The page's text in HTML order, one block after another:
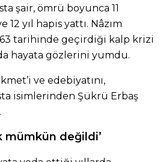
şair, ömrü boyunca 11
12 yıl hapis yattı. Nâzım
tarihinde geçirdiği kalp krizi
hayata gözlerini yumdu.
ve edebiyatını,
isimlerinden Şükrü Erbaş
mümkün değildi’